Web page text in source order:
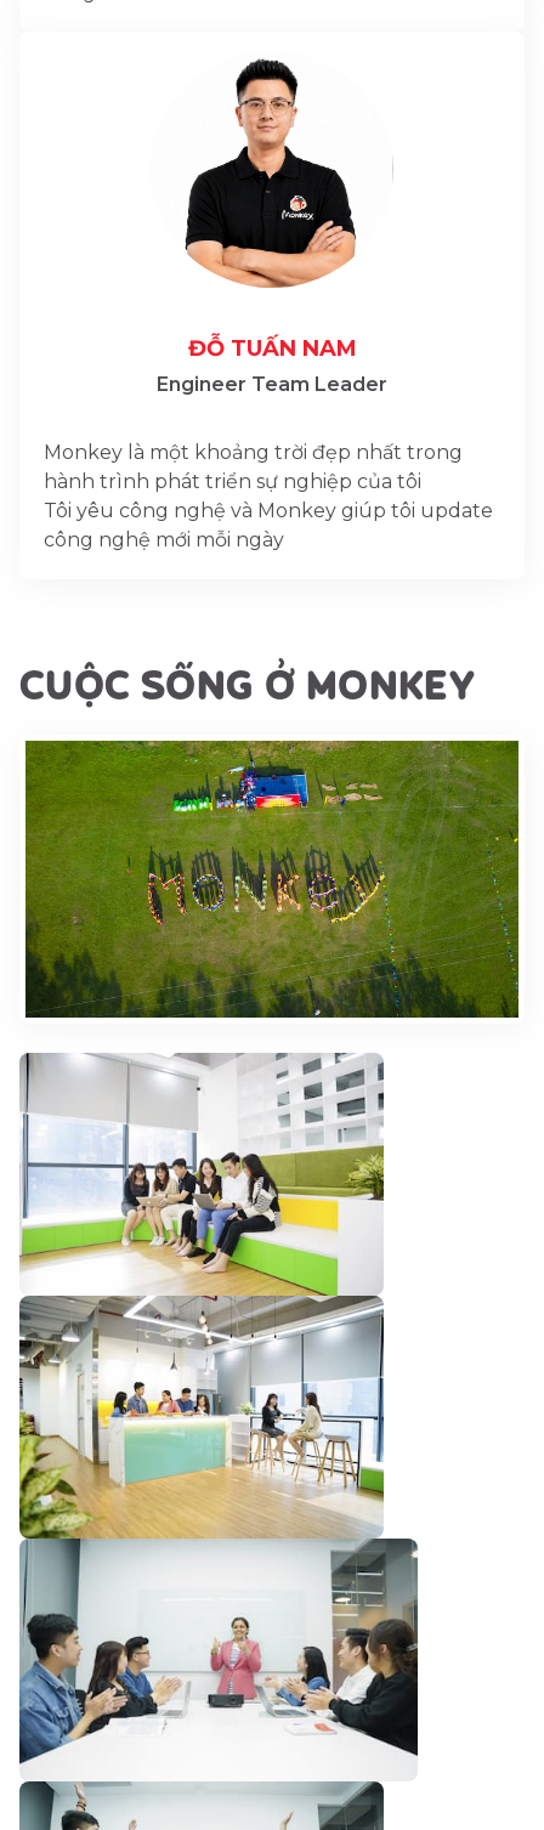
ĐỖ TUẤN NAM
Engineer Team Leader
Monkey là một khoảng trời đẹp nhất trong
hành trình phát triển sự nghiệp của tôi
Tôi yêu công nghệ và Monkey giúp tôi update
công nghệ mới mỗi ngày
CUỘC SỐNG Ở MONKEY